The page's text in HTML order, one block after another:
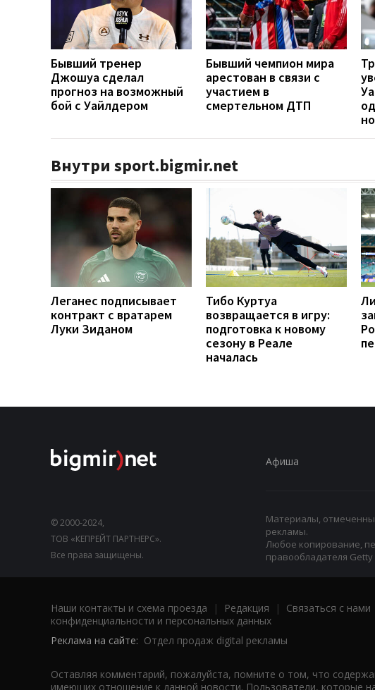
Бывший тренер
Джошуа сделал
прогноз на возможный
бой с Уайлдером
Бывший чемпион мира
арестован в связи с
участием в
смертельном ДТП
Внутри sport.bigmir.net
Леганес подписывает
контракт с вратарем
Луки Зиданом
Тибо Куртуа
возвращается в игру:
подготовка к новому
сезону в Реале
началась
© 2000-2024,
ТОВ «КЕПРЕЙТ ПАРТНЕРС».
Все права защищены.
Афиша
Материалы,
рекламы.
Любое копирование,
правообладателя
Наши контакты и схема проезда | Редакция | Связаться с нами
конфиденциальности и персональных данных
Реклама на сайте: Отдел продаж digital рекламы
Оставляя комментарий, пожалуйста, помните о том, что
имеющих отношение к данной новости. Пользователи, которые